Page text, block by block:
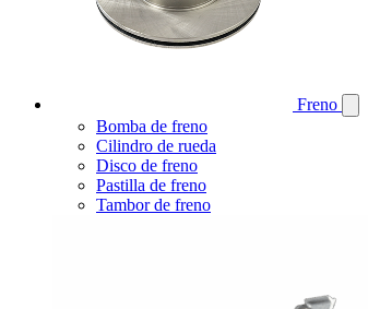
Freno
Bomba de freno
Cilindro de rueda
Disco de freno
Pastilla de freno
Tambor de freno